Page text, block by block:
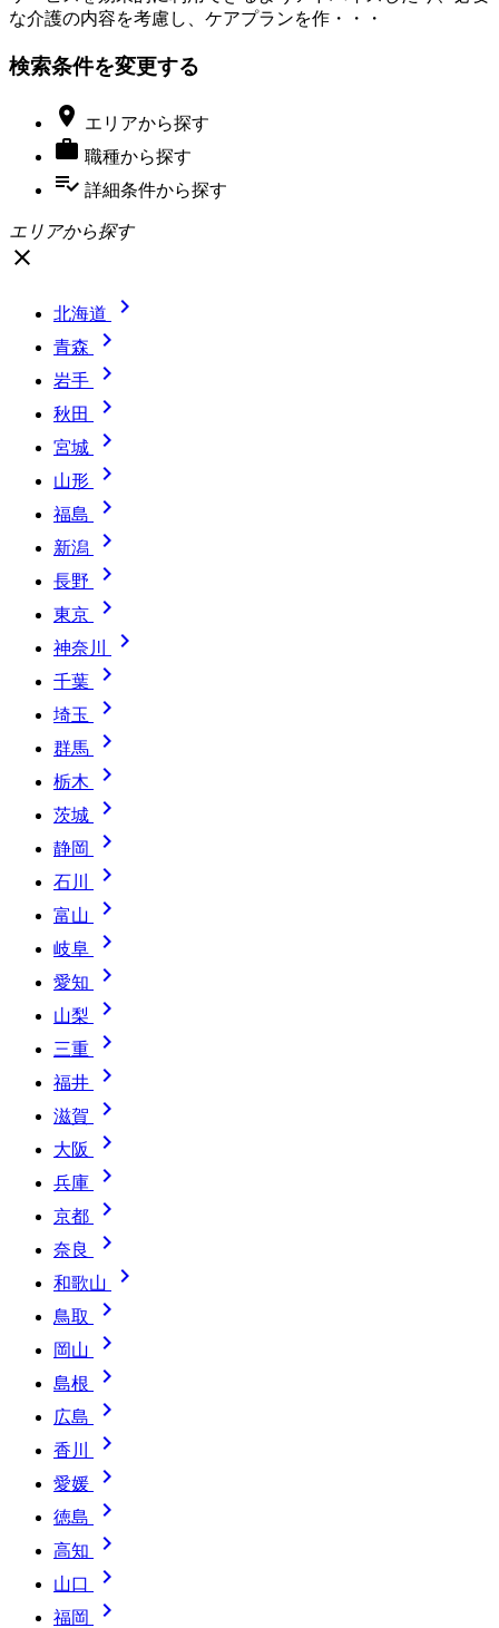
な介護の内容を考慮し、ケアプランを作・・・
検索条件を変更する
 エリアから探す
 職種から探す
playlist_add_check 詳細条件から探す
エリアから探す
close
北海道 
青森 
岩手 
秋田 
宮城 
山形 
福島 
新潟 
長野 
東京 
神奈川 
千葉 
埼玉 
群馬 
栃木 
茨城 
静岡 
石川 
富山 
岐阜 
愛知 
山梨 
三重 
福井 
滋賀 
大阪 
兵庫 
京都 
奈良 
和歌山 
鳥取 
岡山 
島根 
広島 
香川 
愛媛 
徳島 
高知 
山口 
福岡 